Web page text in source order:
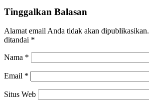
Tinggalkan Balasan
Alamat email Anda tidak akan dipublikasikan.
ditandai *
Nama *
Email *
Situs Web